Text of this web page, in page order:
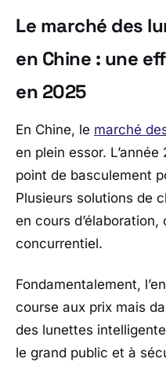
Le marché des
en Chine : une
en 2025
En Chine, le marché
en plein essor.
point de basculement
Plusieurs solutions de
en cours
concurrentiel.
Fondamentalement,
course aux prix mais
des lunettes
le grand public et à